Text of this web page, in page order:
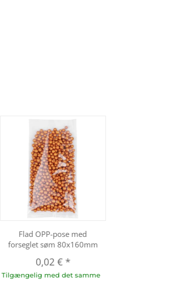
Flad OPP-pose med
forseglet søm 80x160mm
0,02 € *
Tilgængelig med det samme